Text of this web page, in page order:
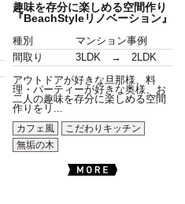
趣味を存分に楽しめる空間作り
『BeachStyleリノベーション』
種別
マンション事例
間取り
3LDK → 2LDK
アウトドアが好きな旦那様、料
理・パーティーが好きな奥様、お
二人の趣味を存分に楽しめる空間
作りをリ...
カフェ風
こだわりキッチン
無垢の木